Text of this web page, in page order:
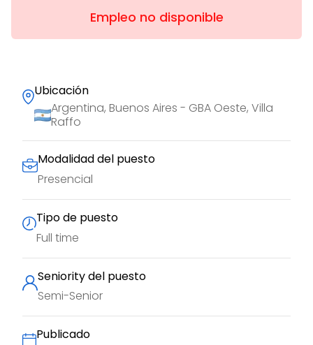
Empleo no disponible
Ubicación
Argentina, Buenos Aires - GBA Oeste, Villa
Raffo
Modalidad del puesto
Presencial
Tipo de puesto
Full time
Seniority del puesto
Semi-Senior
Publicado